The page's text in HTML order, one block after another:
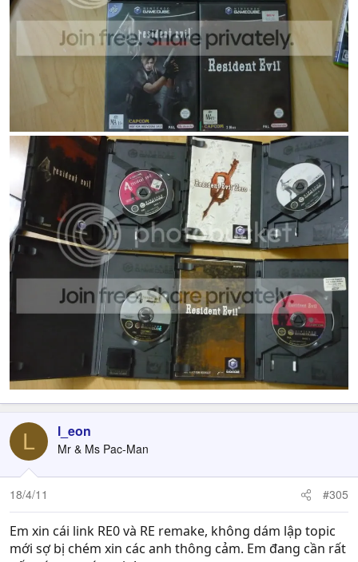
L l_eon
Mr & Ms Pac-Man
18/4/11 #305
Em xin cái link RE0 và RE remake, không dám lập topic
mới sợ bị chém xin các anh thông cảm. Em đang cần rất